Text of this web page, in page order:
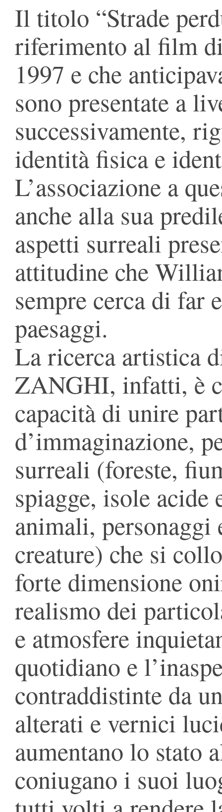
Il titolo “Strade
riferimento al film
1997 e che
sono presentate a
successivamente,
identità fisica e
L’associazione a
anche alla sua
aspetti surreali
attitudine che
sempre cerca di far
paesaggi.
La ricerca
ZANGHI, infatti, è
capacità di unire
d’immaginazione,
surreali (foreste,
spiagge, isole acide
animali,
creature) che si
forte dimensione
realismo dei
e atmosfere
quotidiano e
contraddistinte da
alterati e vernici
aumentano lo stato
coniugano i suoi